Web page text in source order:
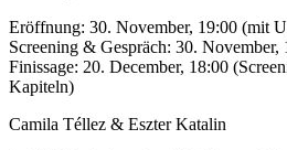
Eröffnung: 30. November, 19:00 (mit
Screening & Gespräch: 30. November,
Finissage: 20. December, 18:00
Kapiteln)
Camila Téllez & Eszter Katalin